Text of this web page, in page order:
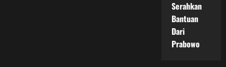
Serahkan
Bantuan
Dari
Prabowo